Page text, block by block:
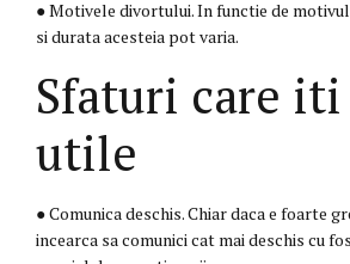
● Motivele divortului. In functie de
si durata acesteia pot varia.
Sfaturi care
utile
● Comunica deschis. Chiar daca e foarte
incearca sa comunici cat mai deschis cu